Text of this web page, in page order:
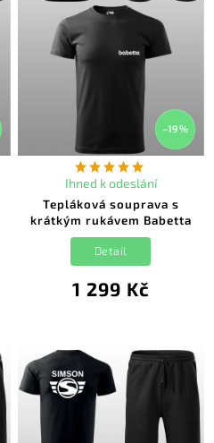
–19 %
Tepláková souprava s
krátkým rukávem Babetta
Ihned k odeslání
1 299 Kč
Detail